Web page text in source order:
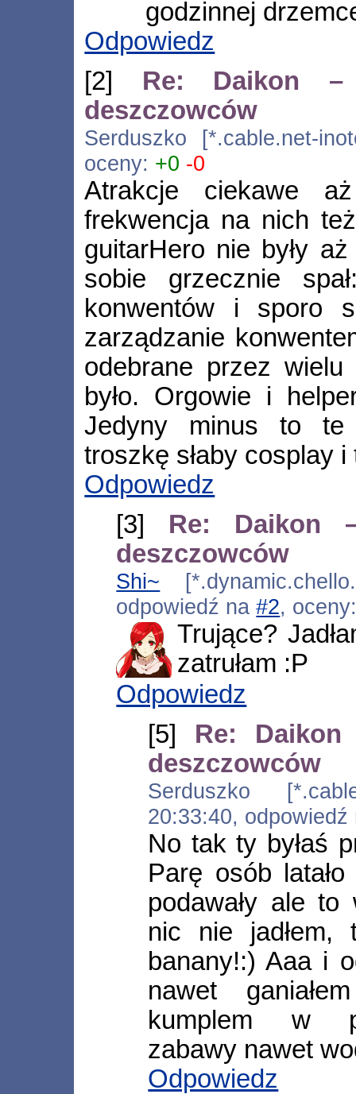
godzinnej
Odpowiedz
[2] Re: Daikon
deszczowców
Serduszko [*.cable.net-
oceny: +0 -0
Atrakcje ciekawe
frekwencja na nich
guitarHero nie były
sobie grzecznie
konwentów i sporo
zarządzanie
odebrane przez
było. Orgowie i
Jedyny minus to te
troszkę słaby cosplay
Odpowiedz
[3] Re: Daikon
deszczowców
Shi~
odpowiedź na#2,
Trujące?
zatrułam :P
Odpowiedz
[5] Re:
deszczowców
Serduszko
20:33:40,
No tak ty byłaś
Parę osób
podawały ale to
nic nie
banany!:) Aaa i
nawet
kumplem w
zabawy nawet
Odpowiedz